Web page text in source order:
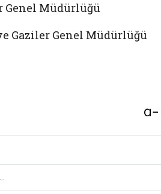
Genel Müdürlüğü
Gaziler Genel Müdürlüğü